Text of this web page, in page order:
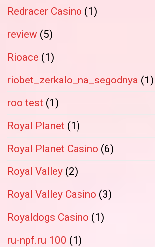
Redracer Casino (1)
review (5)
Rioace (1)
riobet_zerkalo_na_segodnya (1)
roo test (1)
Royal Planet (1)
Royal Planet Casino (6)
Royal Valley (2)
Royal Valley Casino (3)
Royaldogs Casino (1)
ru-npf.ru 100 (1)